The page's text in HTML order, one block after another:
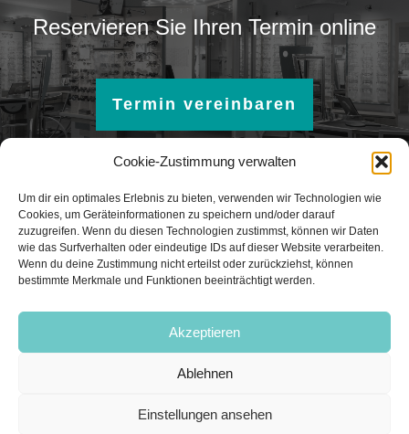
Cookie-Zustimmung verwalten
Um dir ein optimales Erlebnis zu bieten, verwenden wir Technologien wie
Cookies, um Geräteinformationen zu speichern und/oder darauf
zuzugreifen. Wenn du diesen Technologien zustimmst, können wir Daten
wie das Surfverhalten oder eindeutige IDs auf dieser Website verarbeiten.
Wenn du deine Zustimmung nicht erteilst oder zurückziehst, können
bestimmte Merkmale und Funktionen beeinträchtigt werden.
Akzeptieren
Ablehnen
Einstellungen ansehen
Reservieren Sie Ihren Termin online
Termin vereinbaren
Besuchen Sie uns auf: